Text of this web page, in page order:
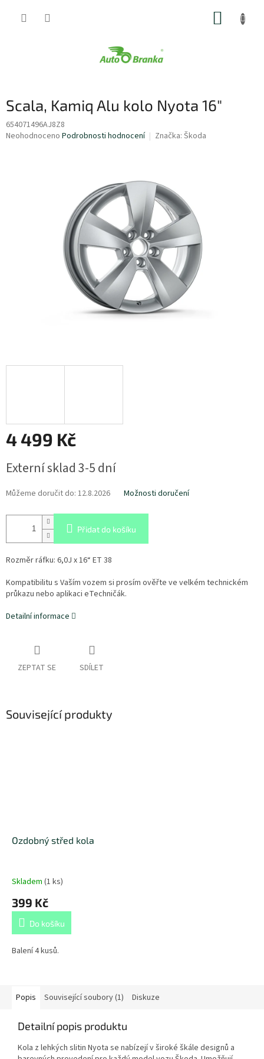
Scala, Kamiq Alu kolo Nyota 16"
654071496AJ8Z8
Průměrné
Neohodnoceno Podrobnosti hodnocení Značka: Škoda
4 499 Kč
cena:
Externí sklad 3-5 dní
Můžeme doručit do: 12.8.2026 Možnosti doručení
Přidat do košíku
Rozměr ráfku: 6,0J x 16“ ET 38
Kompatibilitu s Vaším vozem si prosím ověřte ve velkém technickém
průkazu nebo aplikaci eTechničák.
Detailní informace
ZEPTAT SE SDÍLET
Související produkty
Ozdobný střed kola
Skladem (1 ks)
399 Kč
Do košíku
Balení 4 kusů.
Popis Související soubory (1) Diskuze
Detailní popis produktu
Kola z lehkých slitin Nyota se nabízejí v široké škále designů a